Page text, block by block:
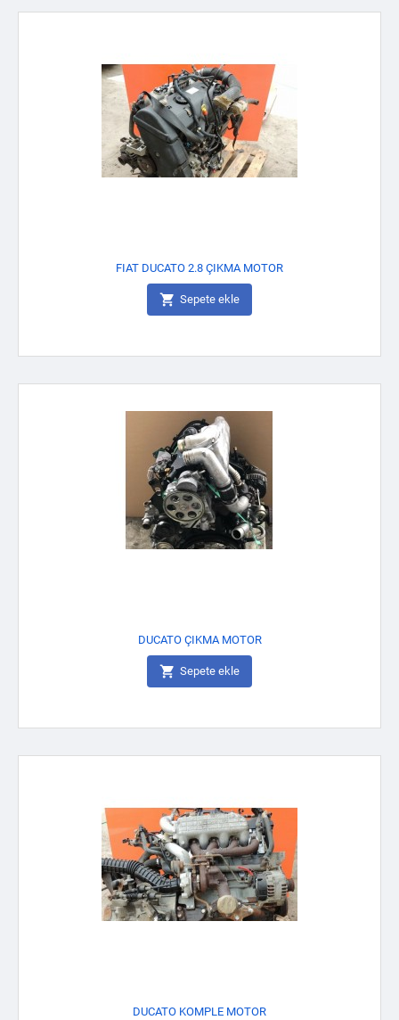
FIAT DUCATO 2.8 ÇIKMA MOTOR
 Sepete ekle
DUCATO ÇIKMA MOTOR
 Sepete ekle
DUCATO KOMPLE MOTOR